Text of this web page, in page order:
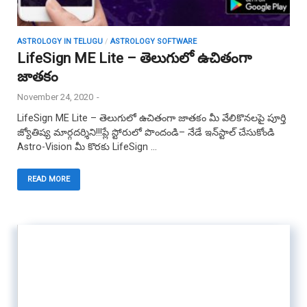
ASTROLOGY IN TELUGU /ASTROLOGY SOFTWARE
LifeSign ME Lite – తెలుగులో ఉచితంగా
జాతకం
November 24, 2020 -
LifeSign ME Lite – తెలుగులో ఉచితంగా జాతకం మీ వేలికొనలపై పూర్తి
జ్యోతిష్య మార్గదర్శిని!!!ప్లే స్టోరులో పొందండి– నేడే ఇన్‌స్టాల్ చేసుకోండి
Astro-Vision మీ కొరకు LifeSign …
READ MORE